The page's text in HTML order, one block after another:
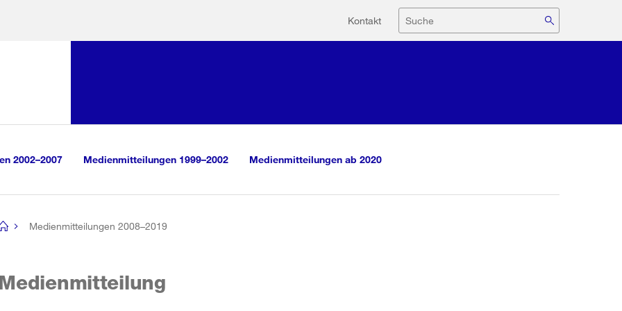
Hilfsnavigation
Kontakt Suche
2002–2007 Medienmitteilungen 1999–2002 Medienmitteilungen ab 2020
Medienmitteilungen 2008–2019